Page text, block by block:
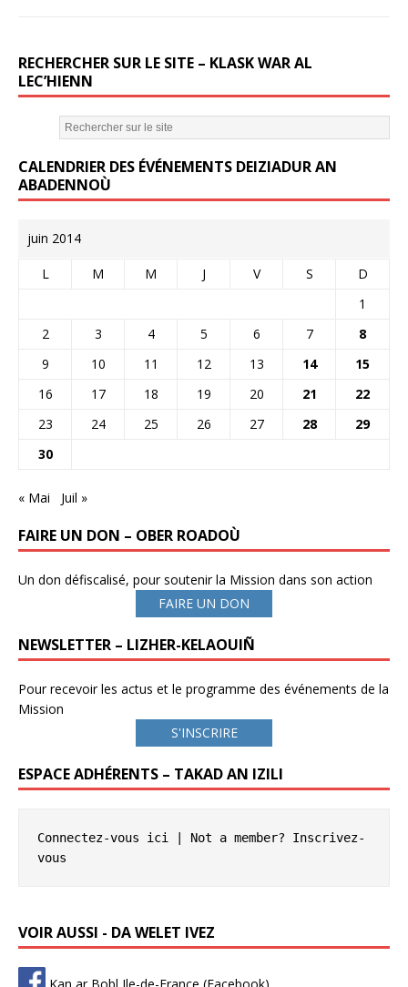
RECHERCHER SUR LE SITE – KLASK WAR AL
LEC’HIENN
CALENDRIER DES ÉVÉNEMENTS DEIZIADUR AN
ABADENNOÙ
juin 2014
L M M J V S
D
1
2
3 4 5 6 7
8
9
10 11 12 13 14
15
16
17 18 19 20 21
22
23
24 25 26 27 28
29
30
« Mai Juil »
FAIRE UN DON – OBER ROADOÙ
Un don défiscalisé, pour soutenir la Mission dans son action
FAIRE UN DON
NEWSLETTER – LIZHER-KELAOUIÑ
Pour recevoir les actus et le programme des événements de la
Mission
S'INSCRIRE
ESPACE ADHÉRENTS – TAKAD AN IZILI
Connectez-vous ici | Not a member? Inscrivez-
vous
VOIR AUSSI - DA WELET IVEZ